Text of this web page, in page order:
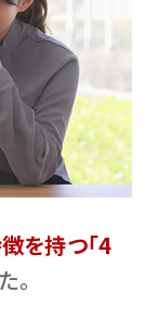
を持つ「4
。